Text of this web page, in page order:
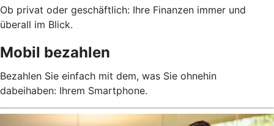
Ob privat oder geschäftlich: Ihre Finanzen immer und
überall im Blick.
Mobil bezahlen
Bezahlen Sie einfach mit dem, was Sie ohnehin
dabeihaben: Ihrem Smartphone.